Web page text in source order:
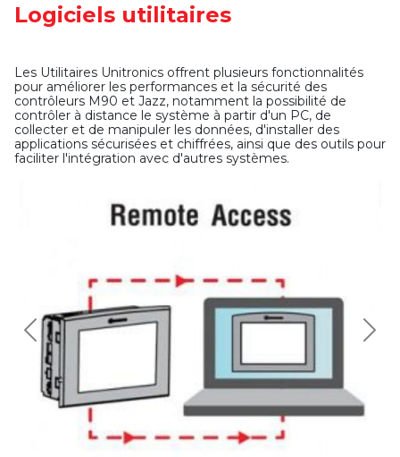
Logiciels utilitaires
Les Utilitaires Unitronics offrent plusieurs fonctionnalités
pour améliorer les performances et la sécurité des
contrôleurs M90 et Jazz, notamment la possibilité de
contrôler à distance le système à partir d'un PC, de
collecter et de manipuler les données, d'installer des
applications sécurisées et chiffrées, ainsi que des outils pour
faciliter l'intégration avec d'autres systèmes.
Previous